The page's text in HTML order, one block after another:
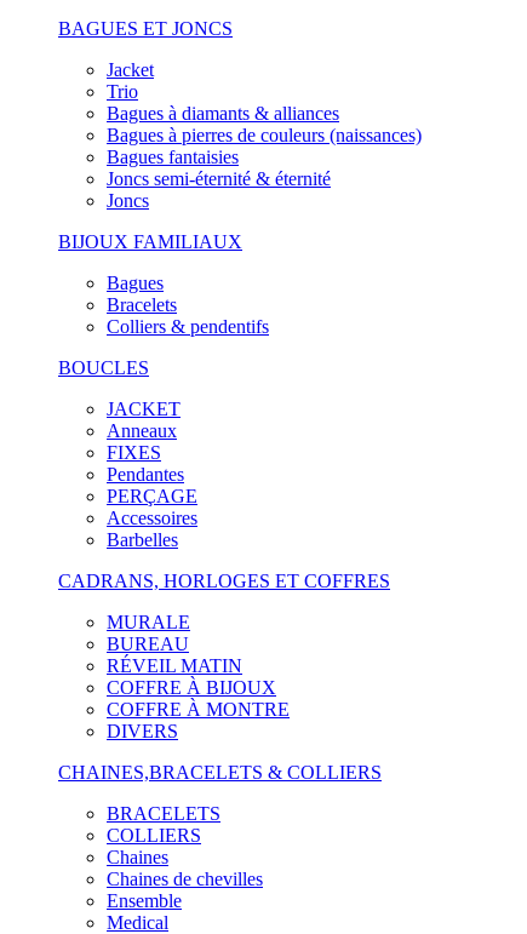
BAGUES ET JONCS
Jacket
Trio
Bagues à diamants & alliances
Bagues à pierres de couleurs (naissances)
Bagues fantaisies
Joncs semi-éternité & éternité
Joncs
BIJOUX FAMILIAUX
Bagues
Bracelets
Colliers & pendentifs
BOUCLES
JACKET
Anneaux
FIXES
Pendantes
PERÇAGE
Accessoires
Barbelles
CADRANS, HORLOGES ET COFFRES
MURALE
BUREAU
RÉVEIL MATIN
COFFRE À BIJOUX
COFFRE À MONTRE
DIVERS
CHAINES,BRACELETS & COLLIERS
BRACELETS
COLLIERS
Chaines
Chaines de chevilles
Ensemble
Medical